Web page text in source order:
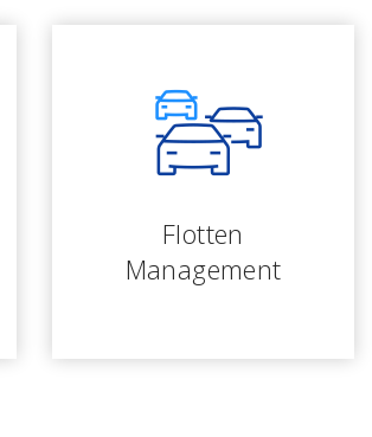
Flotten
Management